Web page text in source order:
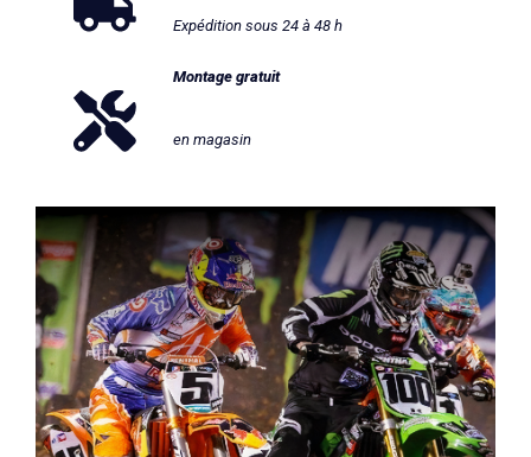
Expédition sous 24 à 48 h
Montage gratuit
en magasin